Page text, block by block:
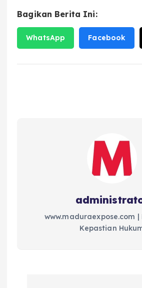
Bagikan Berita Ini:
WhatsApp Facebook
www.maduraexpose.com
Kepastian